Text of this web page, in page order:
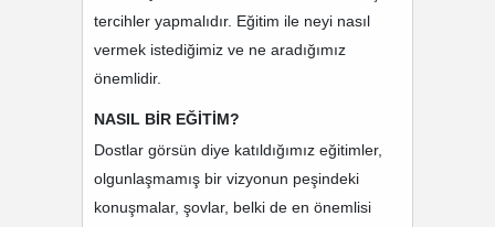
tercihler yapmalıdır. Eğitim ile neyi nasıl
vermek istediğimiz ve ne aradığımız
önemlidir.
NASIL BİR EĞİTİM?
Dostlar görsün diye katıldığımız eğitimler,
olgunlaşmamış bir vizyonun peşindeki
konuşmalar, şovlar, belki de en önemlisi